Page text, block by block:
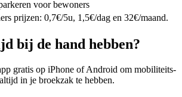
voor bewoners
prijzen: 0,7€/5u, 1,5€/dag en 32€/maand.
bij de hand hebben?
gratis op iPhone of Android om mobiliteits-
in je broekzak te hebben.